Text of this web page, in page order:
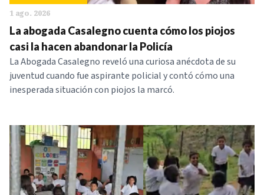
1 ago. 2026
La abogada Casalegno cuenta cómo los piojos
casi la hacen abandonar la Policía
La Abogada Casalegno reveló una curiosa anécdota de su
juventud cuando fue aspirante policial y contó cómo una
inesperada situación con piojos la marcó.